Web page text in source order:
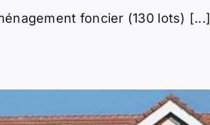
foncier (130 lots) [...]